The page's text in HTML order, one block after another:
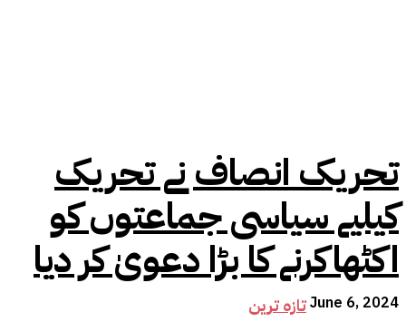
تحریک انصاف نے تحریک
کیلیے سیاسی جماعتوں کو
اکٹھاکرنے کا بڑا دعویٰ کر دیا
تازہ ترینJune 6, 2024